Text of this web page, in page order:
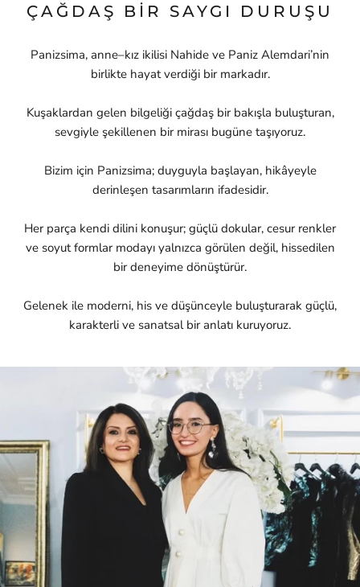
ÇAĞDAŞ BIR SAYGI DURUŞU
Panizsima, anne–kız ikilisi Nahide ve Paniz Alemdari’nin
birlikte hayat verdiği bir markadır.
Kuşaklardan gelen bilgeliği çağdaş bir bakışla buluşturan,
sevgiyle şekillenen bir mirası bugüne taşıyoruz.
Bizim için Panizsima; duyguyla başlayan, hikâyeyle
derinleşen tasarımların ifadesidir.
Her parça kendi dilini konuşur; güçlü dokular, cesur renkler
ve soyut formlar modayı yalnızca görülen değil, hissedilen
bir deneyime dönüştürür.
Gelenek ile moderni, his ve düşünceyle buluşturarak güçlü,
karakterli ve sanatsal bir anlatı kuruyoruz.